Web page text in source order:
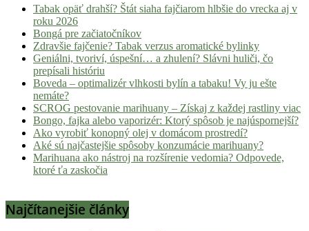
Tabak opäť drahší? Štát siaha fajčiarom hlbšie do vrecka aj v
roku 2026
Bongá pre začiatočníkov
Zdravšie fajčenie? Tabak verzus aromatické bylinky
Geniálni, tvoriví, úspešní… a zhulení? Slávni huliči, čo
prepísali históriu
Boveda – optimalizér vlhkosti bylín a tabaku! Vy ju ešte
nemáte?
SCROG pestovanie marihuany – Získaj z každej rastliny viac
Bongo, fajka alebo vaporizér: Ktorý spôsob je najúspornejší?
Ako vyrobiť konopný olej v domácom prostredí?
Aké sú najčastejšie spôsoby konzumácie marihuany?
Marihuana ako nástroj na rozšírenie vedomia? Odpovede,
ktoré ťa zaskočia
Najčítanejšie články